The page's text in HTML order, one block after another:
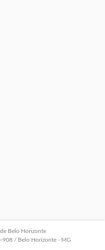
Belo Horizonte
908 / Belo Horizonte - MG